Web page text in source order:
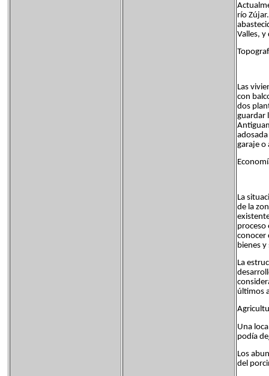
río
Valles, y
Las
con
dos
guardar
garaje o
La
de la
proceso
conocer
bienes
La
últimos
Una
podía
Los
del